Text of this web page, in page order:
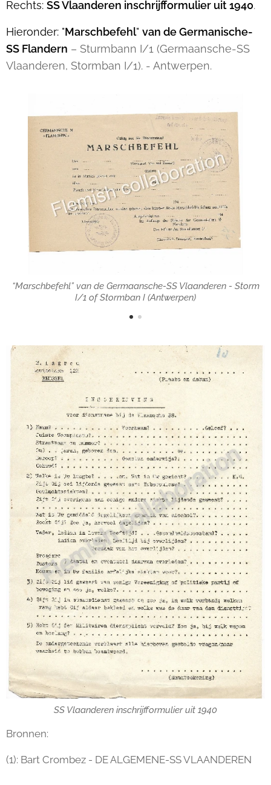
Rechts: SS Vlaanderen inschrijfformulier uit 1940.
Hieronder: "Marschbefehl" van de Germanische-
SS Flandern – Sturmbann I/1 (Germaansche-SS
Vlaanderen, Stormban I/1). - Antwerpen.
“Marschbefehl” van de Germaansche-SS Vlaanderen - Storm
I/1 of Stormban I (Antwerpen)
SS Vlaanderen inschrijfformulier uit 1940
Bronnen:
(1): Bart Crombez - DE ALGEMENE-SS VLAANDEREN